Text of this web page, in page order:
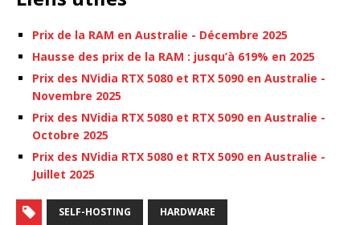
Prix de la RAM en Australie - Décembre 2025
Hausse des prix de la RAM : jusqu’à 619% en 2025
Prix des NVidia RTX 5080 et RTX 5090 en Australie -
Novembre 2025
Prix des NVidia RTX 5080 et RTX 5090 en Australie -
Octobre 2025
Prix des NVidia RTX 5080 et RTX 5090 en Australie -
Juillet 2025
SELF-HOSTING HARDWARE